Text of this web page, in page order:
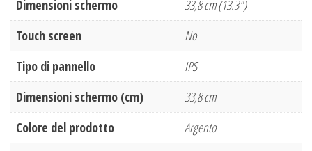
Dimensioni schermo
33,8 cm (13.3")
Touch screen
No
Tipo di pannello
IPS
Dimensioni schermo (cm)
33,8 cm
Colore del prodotto
Argento